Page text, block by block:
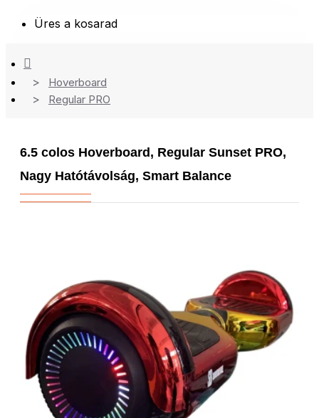
Üres a kosarad
Hoverboard
Regular PRO
6.5 colos Hoverboard, Regular Sunset PRO,
Nagy Hatótávolság, Smart Balance